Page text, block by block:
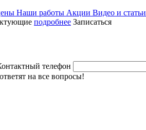
Наши работы Акции Видео и статьи
подробнее Записаться
телефон
на все вопросы!